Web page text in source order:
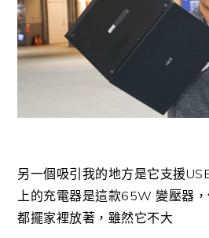
另一個吸引我的地方是它支援
上的充電器是這款65W 變壓器
都擺家裡放著，雖然它不大